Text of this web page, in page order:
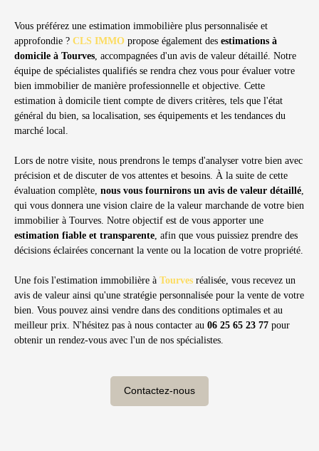
Vous préférez une estimation immobilière plus personnalisée et
approfondie ? CLS IMMO propose également des estimations à
domicile à Tourves , accompagnées d'un avis de valeur détaillé. Notre
équipe de spécialistes qualifiés se rendra chez vous pour évaluer votre
bien immobilier de manière professionnelle et objective. Cette
estimation à domicile tient compte de divers critères, tels que l'état
général du bien, sa localisation, ses équipements et les tendances du
marché local.
Lors de notre visite, nous prendrons le temps d'analyser votre bien avec
précision et de discuter de vos attentes et besoins. À la suite de cette
évaluation complète, nous vous fournirons un avis de valeur détaillé
qui vous donnera une vision claire de la valeur marchande de votre bien
immobilier à Tourves. Notre objectif est de vous apporter une
estimation fiable et transparente , afin que vous puissiez prendre des
décisions éclairées concernant la vente ou la location de votre propriété.
Une fois l'estimation immobilière à Tourves réalisée, vous recevez un
avis de valeur ainsi qu'une stratégie personnalisée pour la vente de votre
bien. Vous pouvez ainsi vendre dans des conditions optimales et au
meilleur prix. N'hésitez pas à nous contacter au 06 25 65 23 77 pour
obtenir un rendez-vous avec l'un de nos spécialistes.
Contactez-nous